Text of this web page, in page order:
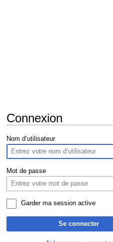
Connexion
Aller
la
navigation
Aller
la
recherche
Nom d’utilisateur
Mot de passe
Garder ma session active
Se connecter